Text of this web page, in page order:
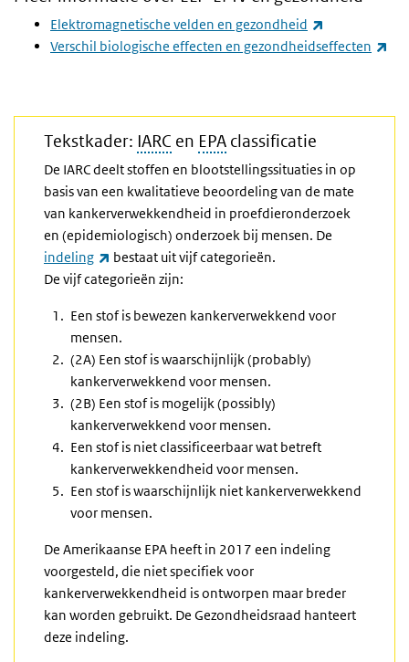
Elektromagnetische velden en gezondheid
Verschil biologische effecten en gezondheidseffecten
Tekstkader: IARC en EPA classificatie
De IARC deelt stoffen en blootstellingssituaties in op
basis van een kwalitatieve beoordeling van de mate
van kankerverwekkendheid in proefdieronderzoek
en (epidemiologisch) onderzoek bij mensen. De
indeling
(externe link)
bestaat uit vijf categorieën.
De vijf categorieën zijn:
Een stof is bewezen kankerverwekkend voor
mensen.
(2A) Een stof is waarschijnlijk (probably)
kankerverwekkend voor mensen.
(2B) Een stof is mogelijk (possibly)
kankerverwekkend voor mensen.
Een stof is niet classificeerbaar wat betreft
kankerverwekkendheid voor mensen.
Een stof is waarschijnlijk niet kankerverwekkend
voor mensen.
De Amerikaanse EPA heeft in 2017 een indeling
voorgesteld, die niet specifiek voor
kankerverwekkendheid is ontworpen maar breder
kan worden gebruikt. De Gezondheidsraad hanteert
deze indeling.